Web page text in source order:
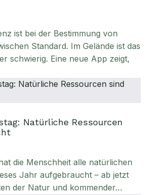
ist bei der Bestimmung von
Standard. Im Gelände ist das
schwierig. Eine neue App zeigt,
Natürliche Ressourcen
die Menschheit alle natürlichen
Jahr aufgebraucht – ab jetzt
der Natur und kommender…